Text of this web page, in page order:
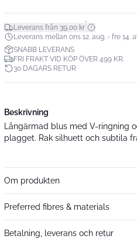
Leverans från 39,00 kr*
Leverans mellan ons 12. aug. - fre 14.
SNABB LEVERANS
FRI FRAKT VID KÖP ÖVER 499 KR.
30 DAGARS RETUR
Beskrivning
Långärmad blus med V-ringning
plagget. Rak silhuett och subtila
Om produkten
Preferred fibres & materials
Betalning, leverans och retur